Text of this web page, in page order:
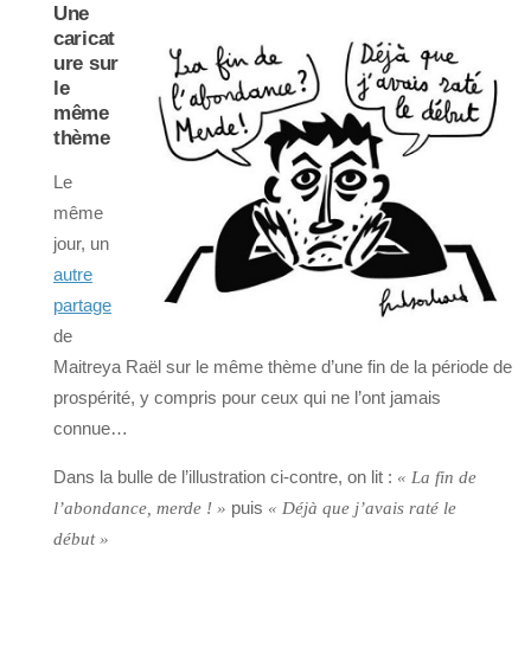
Une
caricat
ure sur
le
même
thème
Le
même
jour, un
autre
partage
de
Maitreya Raël sur le même thème d’une fin de la période de
prospérité, y compris pour ceux qui ne l’ont jamais
connue…
Dans la bulle de l’illustration ci-contre, on lit : « La fin de
l’abondance, merde ! » puis « Déjà que j’avais raté le
début »